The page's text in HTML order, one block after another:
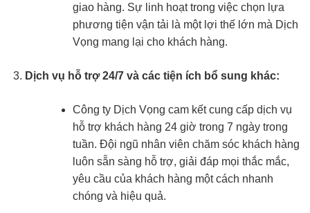
giao hàng. Sự linh hoạt trong việc chọn lựa
phương tiện vận tải là một lợi thế lớn mà Dịch
Vọng mang lại cho khách hàng.
Dịch vụ hỗ trợ 24/7 và các tiện ích bổ sung khác:
Công ty Dịch Vọng cam kết cung cấp dịch vụ
hỗ trợ khách hàng 24 giờ trong 7 ngày trong
tuần. Đội ngũ nhân viên chăm sóc khách hàng
luôn sẵn sàng hỗ trợ, giải đáp mọi thắc mắc,
yêu cầu của khách hàng một cách nhanh
chóng và hiệu quả.